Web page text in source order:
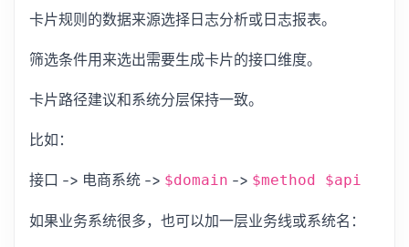
卡片规则的数据来源选择日志分析或日志报表。
筛选条件用来选出需要生成卡片的接口维度。
卡片路径建议和系统分层保持一致。
比如：
接口 -> 电商系统 -> $domain -> $method $api
如果业务系统很多，也可以加一层业务线或系统名：